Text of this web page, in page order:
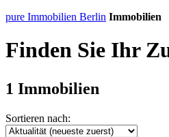
pure Immobilien Berlin Immobilien
Finden Sie Ihr
1 Immobilien
Sortieren nach: